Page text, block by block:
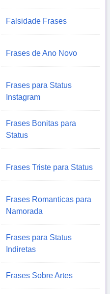
Falsidade Frases
Frases de Ano Novo
Frases para Status
Instagram
Frases Bonitas para
Status
Frases Triste para Status
Frases Romanticas para
Namorada
Frases para Status
Indiretas
Frases Sobre Artes